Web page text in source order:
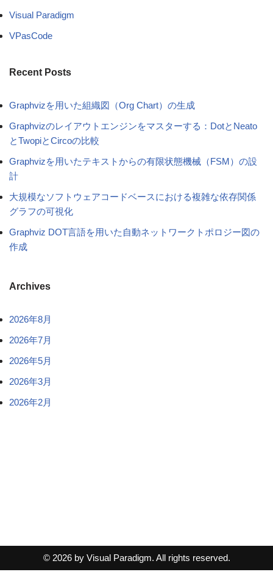
Visual Paradigm
VPasCode
Recent Posts
Graphvizを用いた組織図（Org Chart）の生成
Graphvizのレイアウトエンジンをマスターする：DotとNeato
とTwopiとCircoの比較
Graphvizを用いたテキストからの有限状態機械（FSM）の設
計
大規模なソフトウェアコードベースにおける複雑な依存関係
グラフの可視化
Graphviz DOT言語を用いた自動ネットワークトポロジー図の
作成
Archives
2026年8月
2026年7月
2026年5月
2026年3月
2026年2月
© 2026 by Visual Paradigm. All rights reserved.